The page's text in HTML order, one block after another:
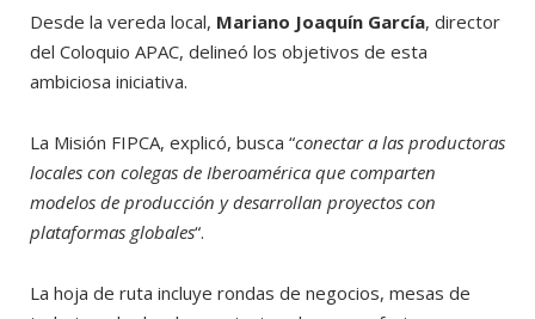
Desde la vereda local, Mariano Joaquín García, director
del Coloquio APAC, delineó los objetivos de esta
ambiciosa iniciativa.
La Misión FIPCA, explicó, busca “conectar a las productoras
locales con colegas de Iberoamérica que comparten
modelos de producción y desarrollan proyectos con
plataformas globales“.
La hoja de ruta incluye rondas de negocios, mesas de